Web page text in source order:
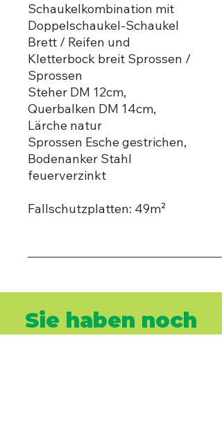
Schaukelkombination mit
Doppelschaukel-Schaukel
Brett / Reifen und
Kletterbock breit Sprossen /
Sprossen
Steher DM 12cm,
Querbalken DM 14cm,
Lärche natur
Sprossen Esche gestrichen,
Bodenanker Stahl
feuerverzinkt
Fallschutzplatten: 49m²
wenden Sie
Sie haben noch